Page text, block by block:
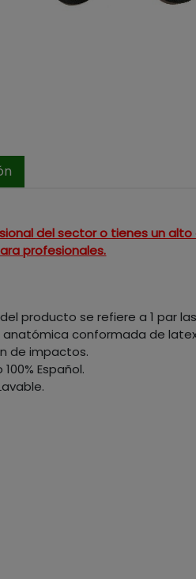
del sector o tienes un
profesionales.
producto se refiere a 1 par
anatómica conformada de
de impactos.
Español.